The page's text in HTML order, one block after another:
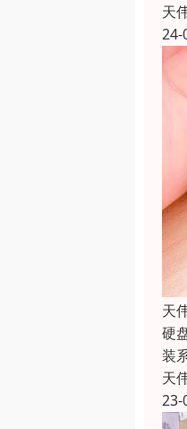
天
24-
天
硬
装
天
23-